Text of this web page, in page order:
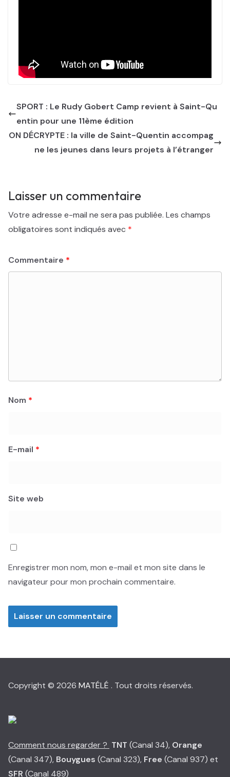
SPORT : Le Rudy Gobert Camp revient à Saint-Qu
entin pour une 11ème édition
ON DÉCRYPTE : la ville de Saint-Quentin accompag
ne les jeunes dans leurs projets à l’étranger
Laisser un commentaire
Votre adresse e-mail ne sera pas publiée. Les champs
obligatoires sont indiqués avec *
Commentaire *
Nom *
E-mail *
Site web
Enregistrer mon nom, mon e-mail et mon site dans le
navigateur pour mon prochain commentaire.
Copyright © 2026 MATÉLÉ . Tout droits réservés.
Comment nous regarder ? TNT (Canal 34), Orange
(Canal 347), Bouygues (Canal 323), Free (Canal 937) et
SFR (Canal 489)